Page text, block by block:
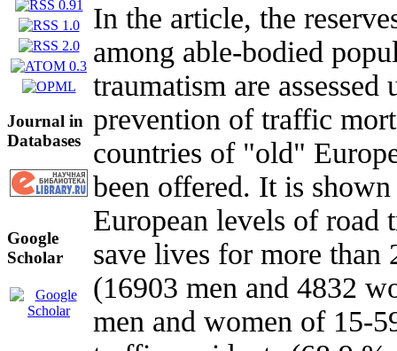
Journal in
Databases
Google
Scholar
In the article, the
among able-bodied
traumatism are
prevention of traffic
countries of "old"
been offered. It is
European levels of
save lives for more than
(16903 men and 4832
men and women of 15-